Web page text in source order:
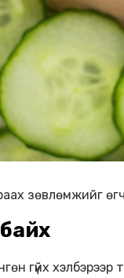
зөвлөмжийг
байх
гүйх